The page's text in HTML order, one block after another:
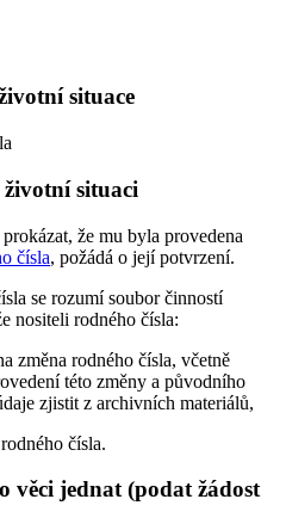
situace
situaci
že mu byla provedena
čísla, požádá o její potvrzení.
se rozumí soubor činností
nositeli rodného čísla:
změna rodného čísla, včetně
této změny a původního
zjistit z archivních materiálů,
čísla.
věci jednat (podat žádost